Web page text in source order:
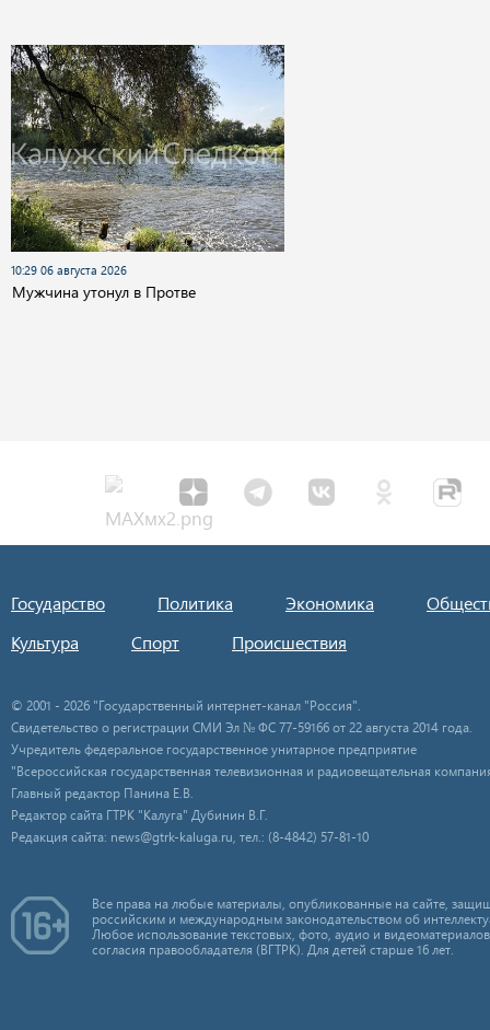
10:29 06 августа 2026
Мужчина утонул в Протве
Государство Политика Экономика
Культура
Спорт Происшествия
© 2001 - 2026 "Государственный интернет-канал "Россия".
Свидетельство о регистрации СМИ Эл № ФС 77-59166 от 22 августа 2014 года.
Учредитель федеральное государственное унитарное предприятие
"Всероссийская государственная телевизионная и радиовещательная
Главный редактор Панина Е.В.
Редактор сайта ГТРК "Калуга" Дубинин В.Г.
Редакция сайта: news@gtrk-kaluga.ru, тел.: (8-4842) 57-81-10
Все права на любые материалы, опубликованные на сайте,
российским и международным законодательством об
Любое использование текстовых, фото, аудио и
согласия правообладателя (ВГТРК). Для детей старше 16 лет.